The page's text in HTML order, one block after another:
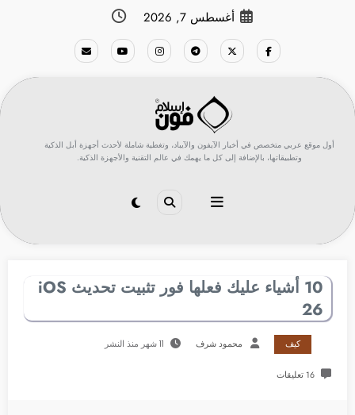
أغسطس 7, 2026
أول موقع عربي متخصص في أخبار الآيفون والآيباد، وتغطية شاملة لأحدث أجهزة أبل الذكية
وتطبيقاتها، بالإضافة إلى كل ما يهمك في عالم التقنية والأجهزة الذكية.
10 أشياء عليك فعلها فور تثبيت تحديث iOS
26
كيف محمود شرف 11 شهر منذ النشر
16 تعليقات